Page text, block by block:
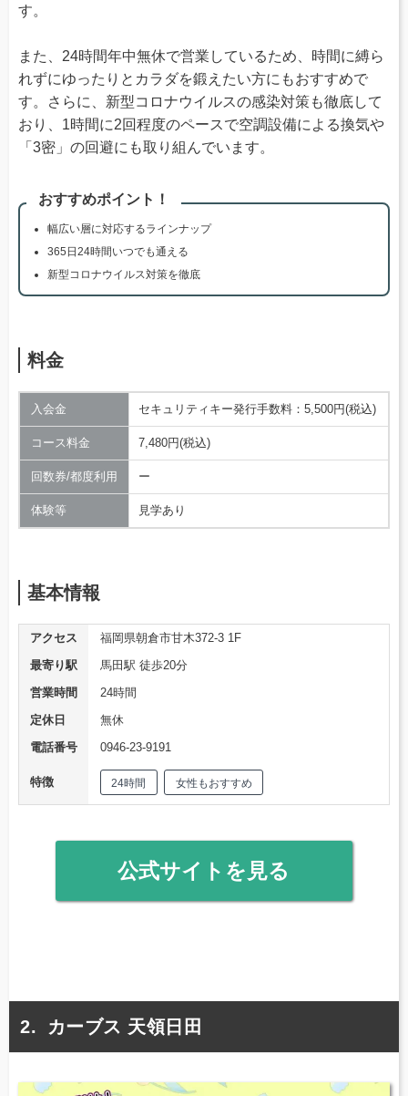
す。
また、24時間年中無休で営業しているため、時間に縛ら
れずにゆったりとカラダを鍛えたい方にもおすすめで
す。さらに、新型コロナウイルスの感染対策も徹底して
おり、1時間に2回程度のペースで空調設備による換気や
「3密」の回避にも取り組んでいます。
おすすめポイント！
幅広い層に対応するラインナップ
365日24時間いつでも通える
新型コロナウイルス対策を徹底
料金
入会金 セキュリティキー発行手数料：5,500円(税込)
コース料金 7,480円(税込)
回数券/都度利用 ー
体験等 見学あり
基本情報
アクセス
福岡県朝倉市甘木372-3 1F
最寄り駅
馬田駅 徒歩20分
営業時間
24時間
定休日
無休
電話番号
0946-23-9191
特徴 24時間 女性もおすすめ
公式サイトを見る
カーブス 天領日田